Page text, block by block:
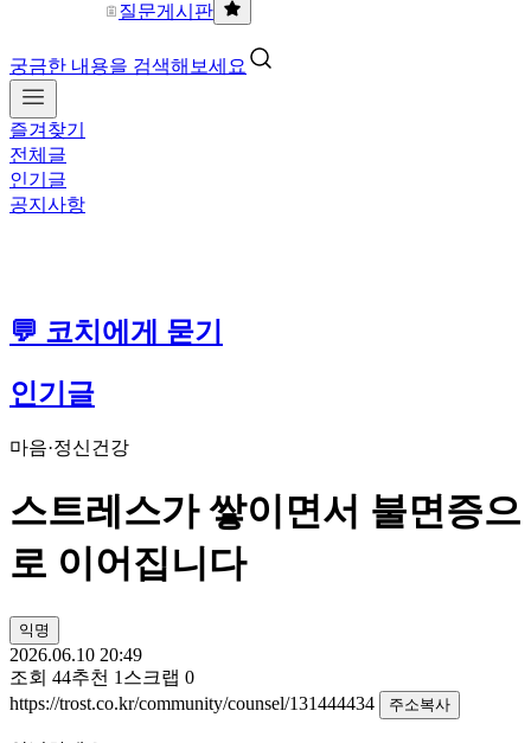
질문게시판
궁금한 내용을 검색해보세요
즐겨찾기
전체글
인기글
공지사항
💬 코치에게 묻기
인기글
마음·정신건강
스트레스가 쌓이면서 불면증으
로 이어집니다
익명
2026.06.10 20:49
조회 44추천 1 스크랩 0
https://trost.co.kr/community/counsel/131444434
주소복사